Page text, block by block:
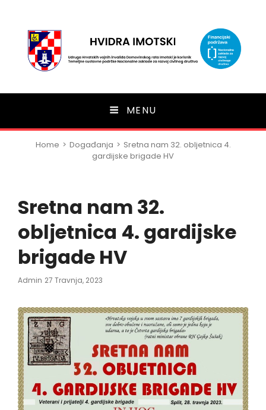
HVIDRA Imotski
MENU
Home > Događanja > Sretna nam 32. obljetnica 4.
gardijske brigade HV
Sretna nam 32.
obljetnica 4. gardijske
brigade HV
Admin Posted
27 Travnja, 2023